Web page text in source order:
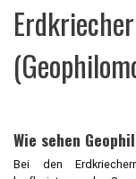
Erdkriecher
Wie sehen
Bei den